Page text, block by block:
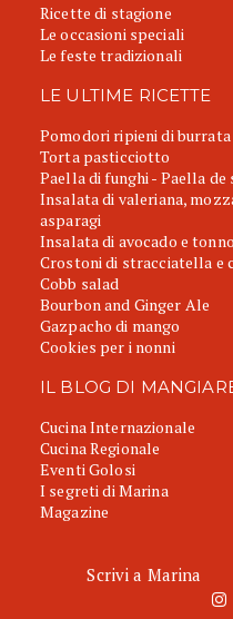
Ricette di stagione
Le occasioni speciali
Le feste tradizionali
LE ULTIME RICETTE
Pomodori ripieni di burrata
Torta pasticciotto
Paella di funghi - Paella de
Insalata di valeriana,
asparagi
Insalata di avocado e tonno
Crostoni di stracciatella e
Cobb salad
Bourbon and Ginger Ale
Gazpacho di mango
Cookies per i nonni
IL BLOG DI
Cucina Internazionale
Cucina Regionale
Eventi Golosi
I segreti di Marina
Magazine
Scrivi a Marina